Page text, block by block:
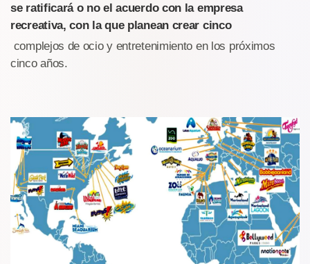
se ratificará o no el acuerdo con la empresa
recreativa, con la que planean crear cinco
complejos de ocio y entretenimiento en los próximos
cinco años.